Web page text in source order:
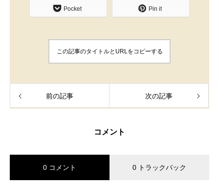
Pocket Pin it
この記事のタイトルとURLをコピーする
前の記事 次の記事
コメント
0 コメント 0 トラックバック